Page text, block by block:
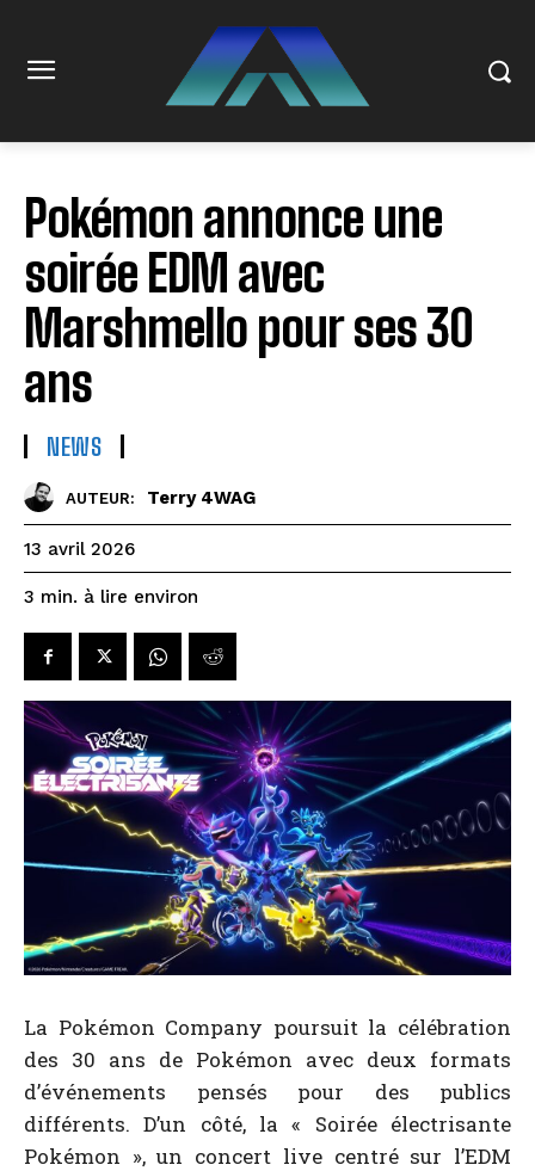
Pokémon annonce une
soirée EDM avec
Marshmello pour ses 30
ans
NEWS
AUTEUR: Terry 4WAG
13 avril 2026
3 min. à lire environ
La Pokémon Company poursuit la célébration
des 30 ans de Pokémon avec deux formats
d’événements pensés pour des publics
différents. D’un côté, la « Soirée électrisante
Pokémon », un concert live centré sur l’EDM